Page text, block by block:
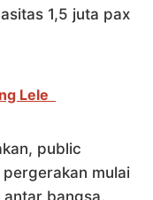
1,5 juta pax
Lele
public
mulai
bangsa.